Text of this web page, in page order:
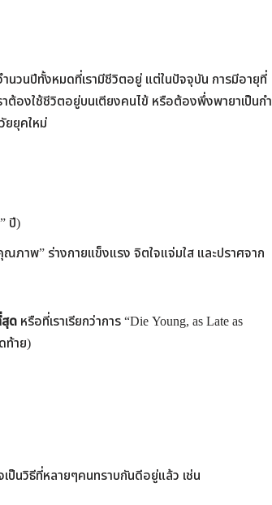
นวนปีทั้งหมดที่เรามีชีวิตอยู่ แต่ในปัจจุบัน การมีอายุที่
ต้องใช้ชีวิตอยู่บนเตียงคนไข้ หรือต้องพึ่งพายาเป็นกำ
ยยุคใหม่
ปี)
ณภาพ” ร่างกายแข็งแรง จิตใจแจ่มใส และปราศจาก
สุด หรือที่เราเรียกว่าการ “Die Young, as Late as
ท้าย)
ป็นวิธีที่หลายๆคนทราบกันดีอยู่แล้ว เช่น